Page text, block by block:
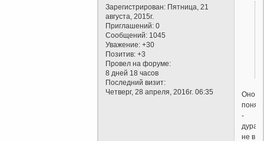
Зарегистрирован: Пятница, 21
августа, 2015г.
Приглашений: 0
Сообщений: 1045
Уважение: +30
Позитив: +3
Провел на форуме:
8 дней 18 часов
Последний визит:
Четверг, 28 апреля, 2016г. 06:35
Оно
-
дурак,
не в